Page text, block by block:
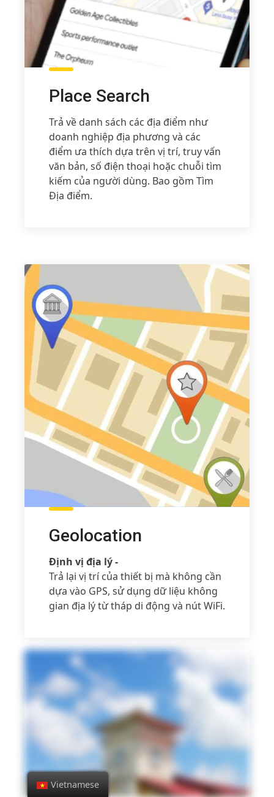
Place Search
Trả về danh sách các địa điểm như
doanh nghiệp địa phương và các
điểm ưa thích dựa trên vị trí, truy vấn
văn bản, số điện thoại hoặc chuỗi tìm
kiếm của người dùng. Bao gồm Tìm
Địa điểm.
Geolocation
Định vị địa lý -
Trả lại vị trí của thiết bị mà không cần
dựa vào GPS, sử dụng dữ liệu không
gian địa lý từ tháp di động và nút WiFi.
Vietnamese